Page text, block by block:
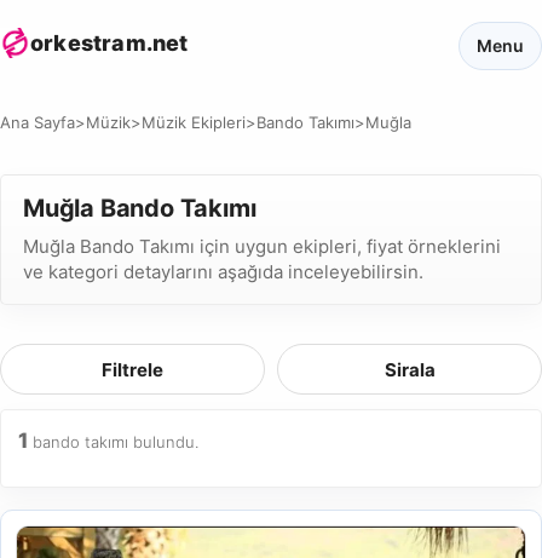
orkestram.net Menu
Ana Sayfa>Müzik>Müzik Ekipleri>Bando Takımı>Muğla
Muğla Bando Takımı
Muğla Bando Takımı için uygun ekipleri, fiyat örneklerini
ve kategori detaylarını aşağıda inceleyebilirsin.
Filtrele Sirala
1 bando takımı bulundu.